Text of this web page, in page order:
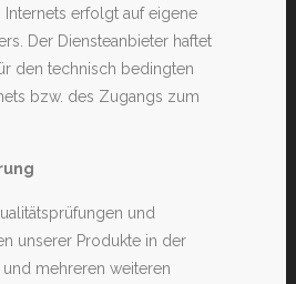
Internets erfolgt auf eigene
Der Diensteanbieter haftet
den technisch bedingten
bzw. des Zugangs zum
und
unserer Produkte in der
mehreren weiteren